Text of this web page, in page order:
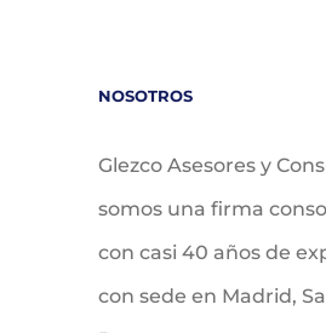
NOSOTROS
Glezco Asesores y
somos una firma
con casi 40 años de
con sede en Madrid,